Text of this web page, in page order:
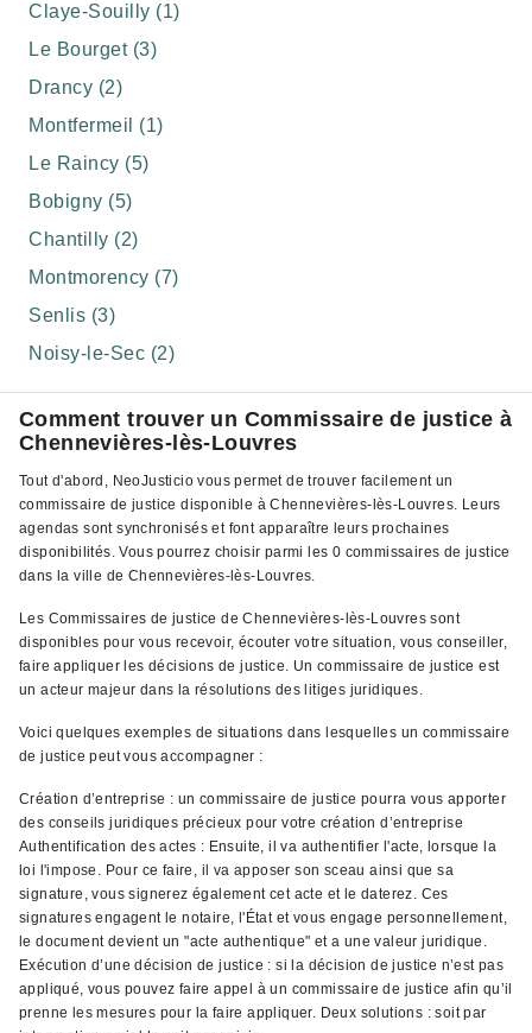
Claye-Souilly (1)
Le Bourget (3)
Drancy (2)
Montfermeil (1)
Le Raincy (5)
Bobigny (5)
Chantilly (2)
Montmorency (7)
Senlis (3)
Noisy-le-Sec (2)
Comment trouver un Commissaire de justice à
Chennevières-lès-Louvres
Tout d'abord, NeoJusticio vous permet de trouver facilement un
commissaire de justice disponible à Chennevières-lès-Louvres. Leurs
agendas sont synchronisés et font apparaître leurs prochaines
disponibilités. Vous pourrez choisir parmi les 0 commissaires de justice
dans la ville de Chennevières-lès-Louvres.
Les Commissaires de justice de Chennevières-lès-Louvres sont
disponibles pour vous recevoir, écouter votre situation, vous conseiller,
faire appliquer les décisions de justice. Un commissaire de justice est
un acteur majeur dans la résolutions des litiges juridiques.
Voici quelques exemples de situations dans lesquelles un commissaire
de justice peut vous accompagner :
Création d’entreprise : un commissaire de justice pourra vous apporter
des conseils juridiques précieux pour votre création d’entreprise
Authentification des actes : Ensuite, il va authentifier l'acte, lorsque la
loi l'impose. Pour ce faire, il va apposer son sceau ainsi que sa
signature, vous signerez également cet acte et le daterez. Ces
signatures engagent le notaire, l'État et vous engage personnellement,
le document devient un "acte authentique" et a une valeur juridique.
Exécution d’une décision de justice : si la décision de justice n’est pas
appliqué, vous pouvez faire appel à un commissaire de justice afin qu’il
prenne les mesures pour la faire appliquer. Deux solutions : soit par